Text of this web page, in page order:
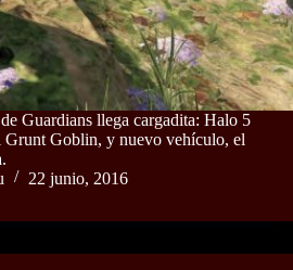
Guardians llega cargadita: Halo 5
Grunt Goblin, y nuevo vehículo, el
22 junio, 2016